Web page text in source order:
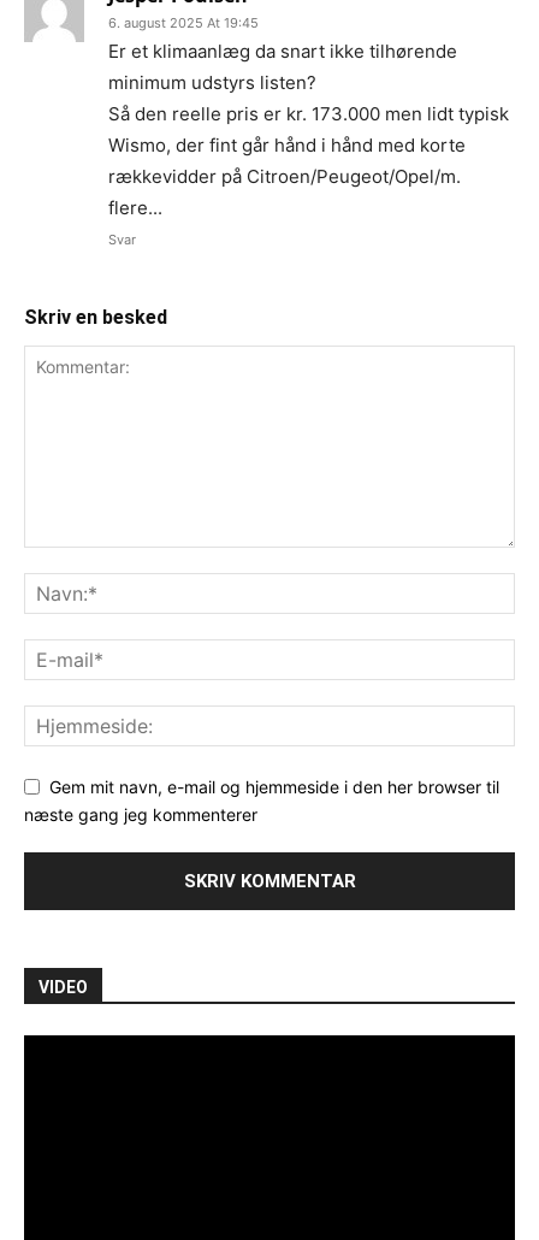
6. august 2025 At 19:45
Er et klimaanlæg da snart ikke tilhørende
minimum udstyrs listen?
Så den reelle pris er kr. 173.000 men lidt typisk
Wismo, der fint går hånd i hånd med korte
rækkevidder på Citroen/Peugeot/Opel/m.
flere...
Svar
Skriv en besked
Gem mit navn, e-mail og hjemmeside i den her browser til
næste gang jeg kommenterer
VIDEO